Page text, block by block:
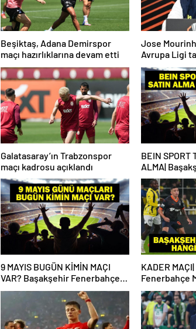
Beşiktaş, Adana Demirspor
maçı hazırlıklarına devam etti
Jose
Avrupa Ligi
Galatasaray’ın Trabzonspor
maçı kadrosu açıklandı
BEIN SPORT
ALMA|
maçı beIN
alma nasıl
9 MAYIS BUGÜN KİMİN MAÇI
VAR? Başakşehir Fenerbahçe
Hangi Kanalda, Saat Kaçta? 9
Mayıs Günün Maçları
KADER
Fenerbahçe
Kanalda?
Fenerbahçe
Başakşehir
Kadrosu!